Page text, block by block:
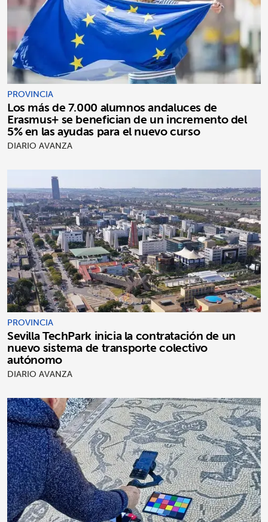
PROVINCIA
Los más de 7.000 alumnos andaluces de
Erasmus+ se benefician de un incremento del
5% en las ayudas para el nuevo curso
DIARIO AVANZA
PROVINCIA
Sevilla TechPark inicia la contratación de un
nuevo sistema de transporte colectivo
autónomo
DIARIO AVANZA